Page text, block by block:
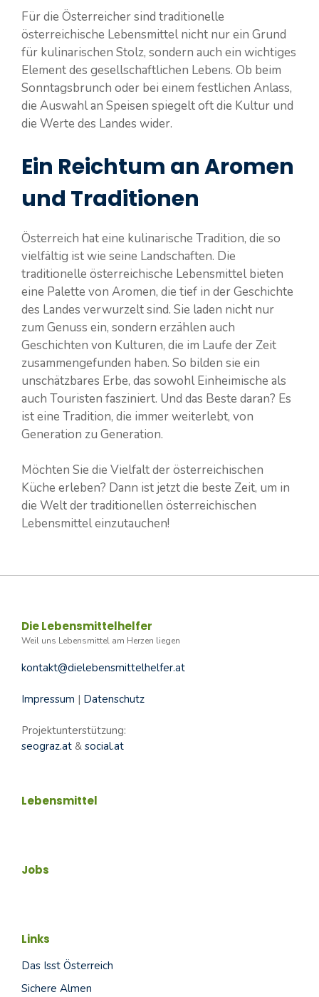
Für die Österreicher sind traditionelle
österreichische Lebensmittel nicht nur ein Grund
für kulinarischen Stolz, sondern auch ein wichtiges
Element des gesellschaftlichen Lebens. Ob beim
Sonntagsbrunch oder bei einem festlichen Anlass,
die Auswahl an Speisen spiegelt oft die Kultur und
die Werte des Landes wider.
Ein Reichtum an Aromen
und Traditionen
Österreich hat eine kulinarische Tradition, die so
vielfältig ist wie seine Landschaften. Die
traditionelle österreichische Lebensmittel bieten
eine Palette von Aromen, die tief in der Geschichte
des Landes verwurzelt sind. Sie laden nicht nur
zum Genuss ein, sondern erzählen auch
Geschichten von Kulturen, die im Laufe der Zeit
zusammengefunden haben. So bilden sie ein
unschätzbares Erbe, das sowohl Einheimische als
auch Touristen fasziniert. Und das Beste daran? Es
ist eine Tradition, die immer weiterlebt, von
Generation zu Generation.
Möchten Sie die Vielfalt der österreichischen
Küche erleben? Dann ist jetzt die beste Zeit, um in
die Welt der traditionellen österreichischen
Lebensmittel einzutauchen!
Die Lebensmittelhelfer
Weil uns Lebensmittel am Herzen liegen
kontakt@dielebensmittelhelfer.at
Impressum | Datenschutz
Projektunterstützung:
seograz.at & social.at
Lebensmittel
Jobs
Links
Das Isst Österreich
Sichere Almen